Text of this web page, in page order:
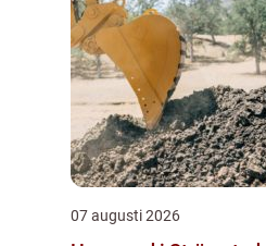
07 augusti 2026